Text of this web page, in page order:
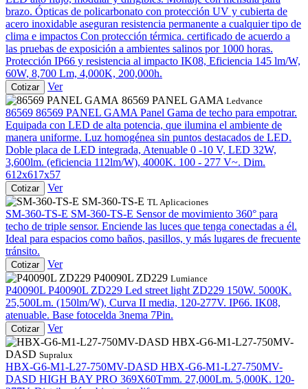
brazo. Ópticas de policarbonato con protección UV y cubierta de
acero inoxidable aseguran resistencia permanente a cualquier tipo de
clima e impactos Con protección térmica. certificado de acuerdo a
las pruebas de exposición a ambientes salinos por 1000 horas.
Protección IP66 y resistencia al impacto IK08, Eficiencia 145 lm/W,
60W, 8,700 Lm, 4,000K, 200,000h.
Cotizar
Ver
86569 PANEL GAMA Ledvance
86569 86569 PANEL GAMA Panel Gama de techo para empotrar.
Equipada con LED de alta potencia, que ilumina el ambiente de
manera uniforme. Luz homogénea sin puntos destacados de LED.
Doble placa de LED integrada, Atenuable 0 -10 V, LED 32W,
3,600lm. (eficiencia 112lm/W), 4000K. 100 - 277 V~. Dim.
612x617x57
Cotizar
Ver
SM-360-TS-E TL Aplicaciones
SM-360-TS-E SM-360-TS-E Sensor de movimiento 360° para
techo de triple sensor. Enciende las luces que tenga conectadas a él.
Ideal para espacios como baños, pasillos, y más lugares de frecuente
tránsito.
Cotizar
Ver
P40090L ZD229 Lumiance
P40090L P40090L ZD229 Led street light ZD229 150W. 5000K.
25,500Lm. (150lm/W), Curva II media, 120-277V. IP66. IK08,
atenuable. Base fotocelda 3nema 7Pin.
Cotizar
Ver
HBX-G6-M1-L27-750MV-
DASD Supralux
HBX-G6-M1-L27-750MV-DASD HBX-G6-M1-L27-750MV-
DASD HIGH BAY PRO 369X60Tmm. 27,000Lm. 5,000K. 120-